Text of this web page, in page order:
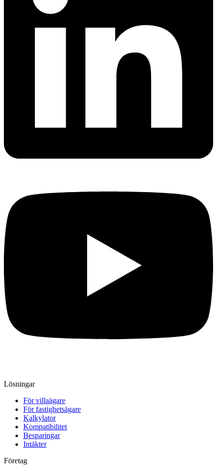
Lösningar
För villaägare
För fastighetsägare
Kalkylator
Kompatibilitet
Besparingar
Intäkter
Företag